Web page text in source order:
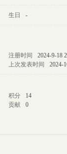
生日 -
注册时间
2024-9-18
上次发表时间 2024-
积分
14
贡献 0